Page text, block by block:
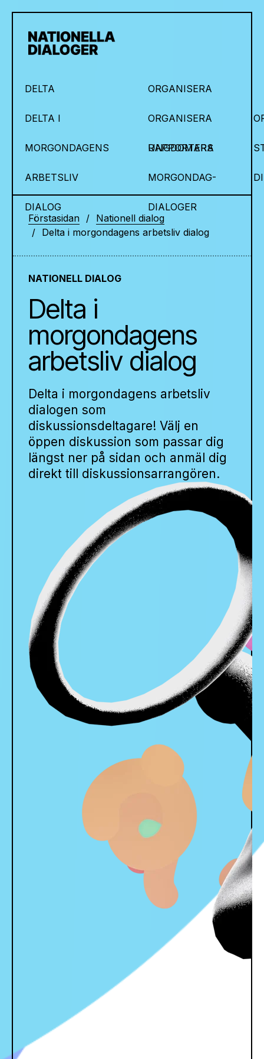
DELTA
DELTA I
MORGONDAGENS
ARBETSLIV
DIALOG
ORGANISERA
ORGANISERA
UNGDOMARS
MORGONDAG-
DIALOGER
RAPPORTERA
Förstasidan
Nationell dialog
Delta i morgondagens arbetsliv dialog
NATIONELL DIALOG
Delta i
morgondagens
arbetsliv dialog
Delta i morgondagens arbetsliv
dialogen som
diskussionsdeltagare! Välj en
öppen diskussion som passar dig
längst ner på sidan och anmäl dig
direkt till diskussionsarrangören.